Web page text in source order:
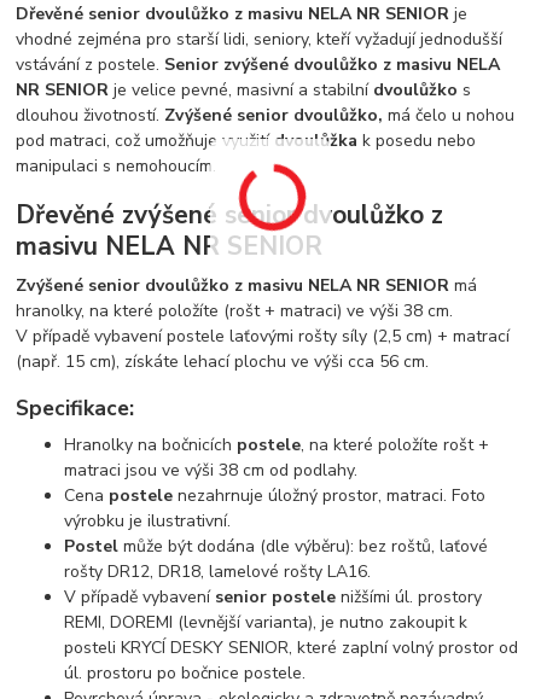
Dřevěné senior dvoulůžko z masivu NELA NR SENIOR je
vhodné zejména pro starší lidi, seniory, kteří vyžadují jednodušší
vstávání z postele. Senior zvýšené dvoulůžko z masivu NELA
NR SENIOR je velice pevné, masivní a stabilní dvoulůžko s
dlouhou životností. Zvýšené senior dvoulůžko,má čelo u nohou
pod matraci, což umožňuje využití dvoulůžka k posedu nebo
manipulaci s nemohoucím.
Dřevěné zvýšené senior dvoulůžko z
masivu NELA NR SENIOR
Zvýšené senior dvoulůžko z masivu NELA NR SENIOR má
hranolky, na které položíte (rošt + matraci) ve výši 38 cm.
V případě vybavení postele laťovými rošty síly (2,5 cm) + matrací
(např. 15 cm), získáte lehací plochu ve výši cca 56 cm.
Specifikace:
Hranolky na bočnicích postele, na které položíte rošt +
matraci jsou ve výši 38 cm od podlahy.
Cena postelenezahrnuje úložný prostor, matraci. Foto
výrobku je ilustrativní.
Postelmůže být dodána (dle výběru): bez roštů, laťové
rošty DR12, DR18, lamelové rošty LA16.
V případě vybavenísenior postelenižšími úl. prostory
REMI, DOREMI (levnější varianta), je nutno zakoupit k
posteli KRYCÍ DESKY SENIOR, které zaplní volný prostor od
úl. prostoru po bočnice postele.